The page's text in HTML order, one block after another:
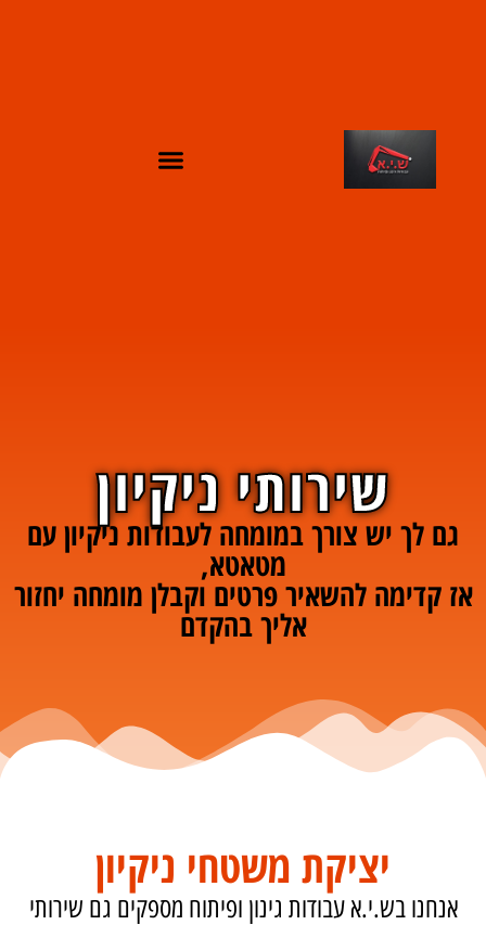
שירותי ניקיון
גם לך יש צורך במומחה לעבודות ניקיון עם
מטאטא,
אז קדימה להשאיר פרטים וקבלן מומחה יחזור
אליך בהקדם
יציקת משטחי ניקיון
אנחנו בש.י.א עבודות גינון ופיתוח מספקים גם שירותי